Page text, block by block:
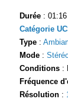
Durée : 01:16
Catégorie
Type :
Mode :
Conditions :
Fréquence
Résolution :